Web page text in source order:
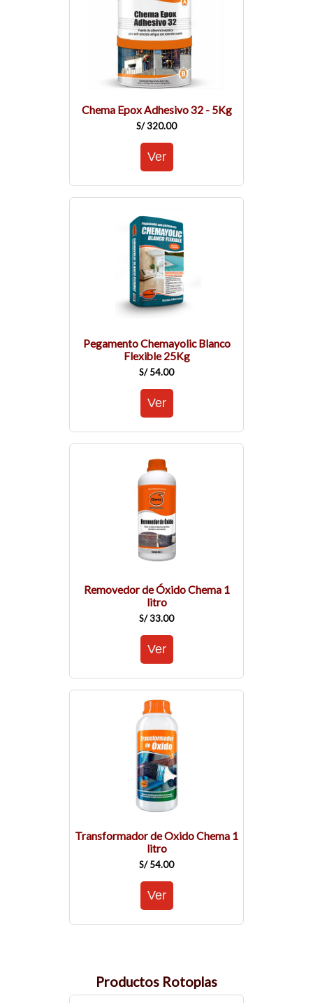
Chema Epox Adhesivo 32 - 5Kg
S/ 320.00
Pegamento Chemayolic Blanco
Flexible 25Kg
S/ 54.00
Removedor de Óxido Chema 1
litro
S/ 33.00
Transformador de Oxido Chema 1
litro
S/ 54.00
Productos Rotoplas